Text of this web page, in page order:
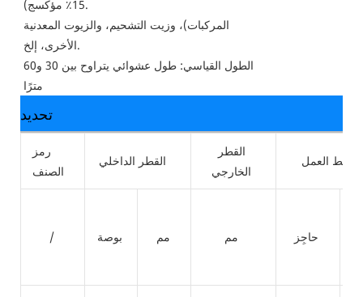
15٪ مؤكسج).
المركبات)، وزيت التشحيم، والزيوت المعدنية
الأخرى، إلخ.
الطول القياسي: طول عشوائي يتراوح بين 30 و60
مترًا
تحديد
رمز
الصنف
القطر الداخلي
القطر
الخارجي
ضغط العمل
/ بوصة مم مم حاجِز